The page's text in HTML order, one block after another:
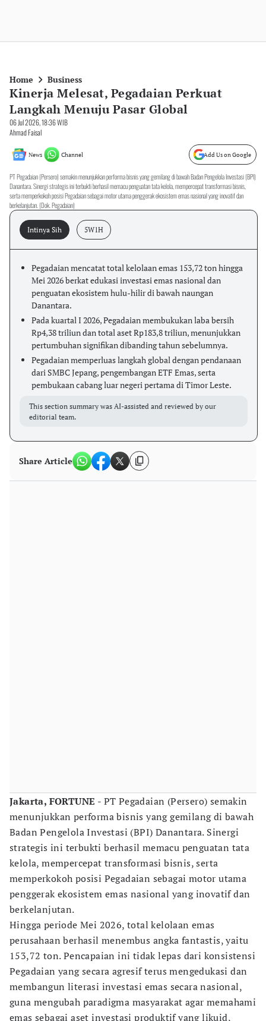
Home Business
Kinerja Melesat, Pegadaian Perkuat
Langkah Menuju Pasar Global
06 Jul 2026, 18:36 WIB
Ahmad Faisal
News Channel Add Us on Google
PT Pegadaian (Persero) semakin menunjukkan performa bisnis yang gemilang di bawah Badan Pengelola Investasi (BPI)
Danantara. Sinergi strategis ini terbukti berhasil memacu penguatan tata kelola, mempercepat transformasi bisnis,
serta memperkokoh posisi Pegadaian sebagai motor utama penggerak ekosistem emas nasional yang inovatif dan
berkelanjutan. (Dok. Pegadaian)
Intinya Sih 5W1H
Pegadaian mencatat total kelolaan emas 153,72 ton hingga
Mei 2026 berkat edukasi investasi emas nasional dan
penguatan ekosistem hulu-hilir di bawah naungan
Danantara.
Pada kuartal I 2026, Pegadaian membukukan laba bersih
Rp4,38 triliun dan total aset Rp183,8 triliun, menunjukkan
pertumbuhan signifikan dibanding tahun sebelumnya.
Pegadaian memperluas langkah global dengan pendanaan
dari SMBC Jepang, pengembangan ETF Emas, serta
pembukaan cabang luar negeri pertama di Timor Leste.
This section summary was AI-assisted and reviewed by our
editorial team.
Share Article
Jakarta, FORTUNE - PT Pegadaian (Persero) semakin
menunjukkan performa bisnis yang gemilang di bawah
Badan Pengelola Investasi (BPI) Danantara. Sinergi
strategis ini terbukti berhasil memacu penguatan tata
kelola, mempercepat transformasi bisnis, serta
memperkokoh posisi Pegadaian sebagai motor utama
penggerak ekosistem emas nasional yang inovatif dan
berkelanjutan.
Hingga periode Mei 2026, total kelolaan emas
perusahaan berhasil menembus angka fantastis, yaitu
153,72 ton. Pencapaian ini tidak lepas dari konsistensi
Pegadaian yang secara agresif terus mengedukasi dan
membangun literasi investasi emas secara nasional,
guna mengubah paradigma masyarakat agar memahami
emas sebagai aset investasi produktif yang likuid,